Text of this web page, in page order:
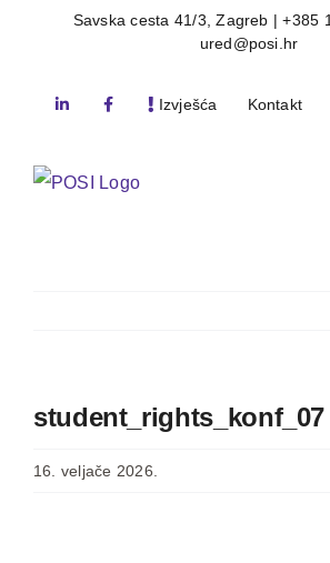
Savska cesta 41/3, Zagreb | +385
ured@posi.hr
Izvješća Kontakt
student_rights_konf_07
16. veljače 2026.